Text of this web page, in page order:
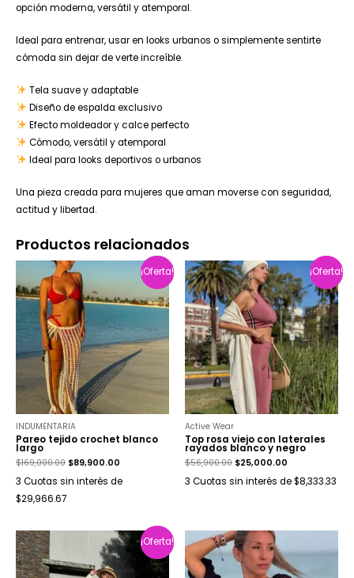
opción moderna, versátil y atemporal.
Ideal para entrenar, usar en looks urbanos o simplemente sentirte
cómoda sin dejar de verte increíble.
Tela suave y adaptable
Diseño de espalda exclusivo
Efecto moldeador y calce perfecto
Cómodo, versátil y atemporal
Ideal para looks deportivos o urbanos
Una pieza creada para mujeres que aman moverse con seguridad,
actitud y libertad.
Productos relacionados
¡Oferta!
¡Oferta!
INDUMENTARIA
Pareo tejido crochet blanco
largo
$169,000.00 $89,900.00
3 Cuotas sin interés de
$29,966.67
¡Oferta!
¡Oferta!
Active Wear
Top rosa viejo con laterales
rayados blanco y negro
$56,900.00 $25,000.00
3 Cuotas sin interés de $8,333.33
¡Oferta!
¡Oferta!